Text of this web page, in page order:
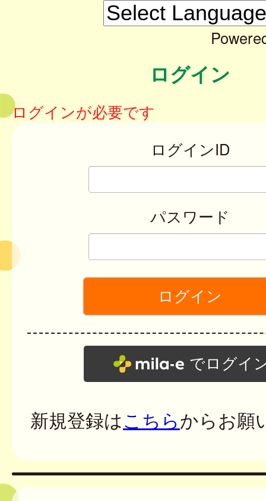
ログイン
ログインが必要です
ログインID
パスワード
でログイ
新規登録はこちらからお願